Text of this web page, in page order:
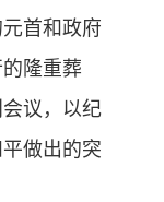
首和政府
隆重葬
议，以纪
做出的突